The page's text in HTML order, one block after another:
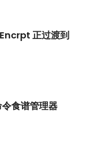
正过渡到
食谱管理器